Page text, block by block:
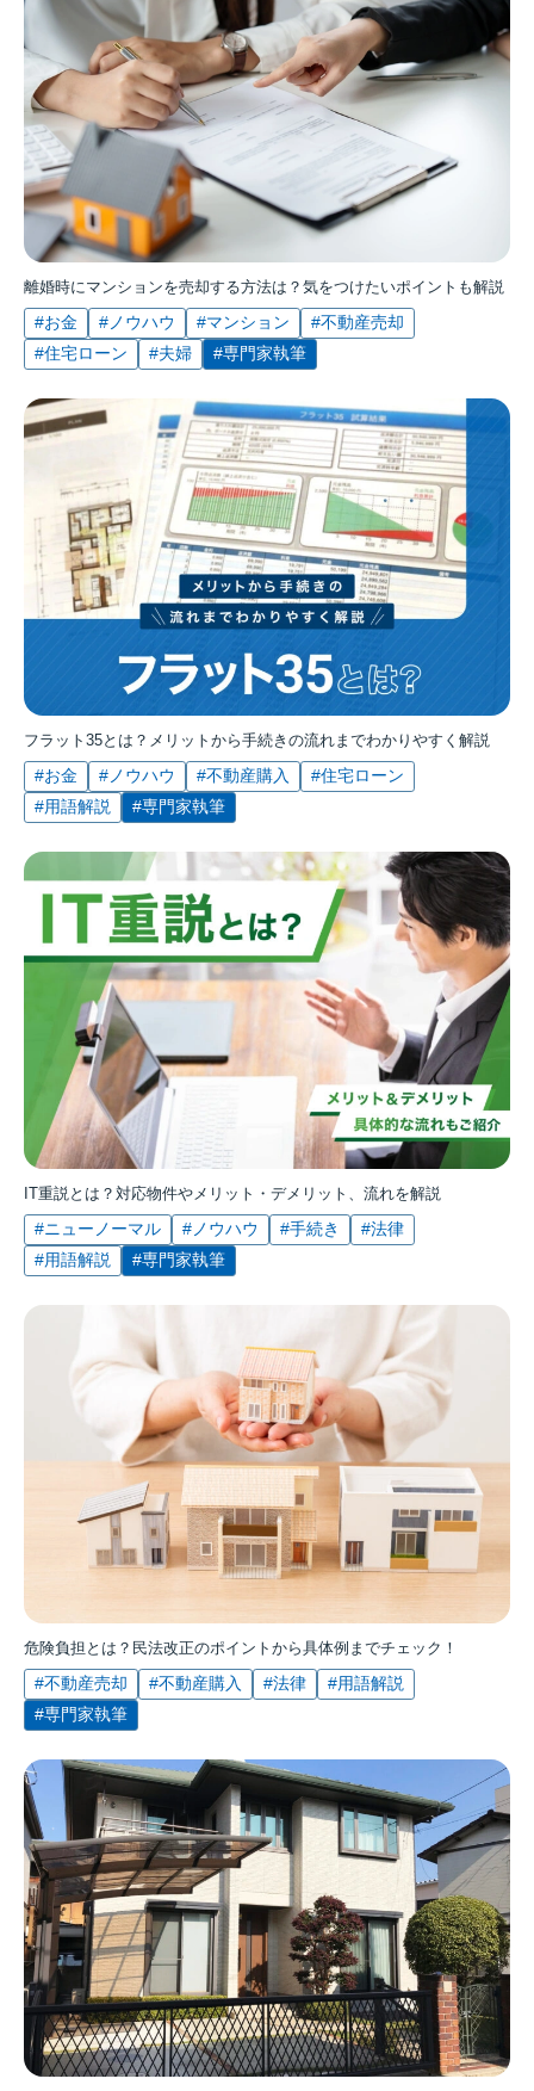
離婚時にマンションを売却する方法は？気をつけたいポイントも解説
#お金 #ノウハウ #マンション
#不動産売却
#住宅ローン
#夫婦 #専門家執筆
フラット35とは？メリットから手続きの流れまでわかりやすく解説
#お金 #ノウハウ #不動産購入
#住宅ローン
#用語解説
#専門家執筆
IT重説とは？対応物件やメリット・デメリット、流れを解説
#ニューノーマル #ノウハウ #手続き
#法律
#用語解説
#専門家執筆
危険負担とは？民法改正のポイントから具体例までチェック！
#不動産売却 #不動産購入 #法律
#用語解説
#専門家執筆